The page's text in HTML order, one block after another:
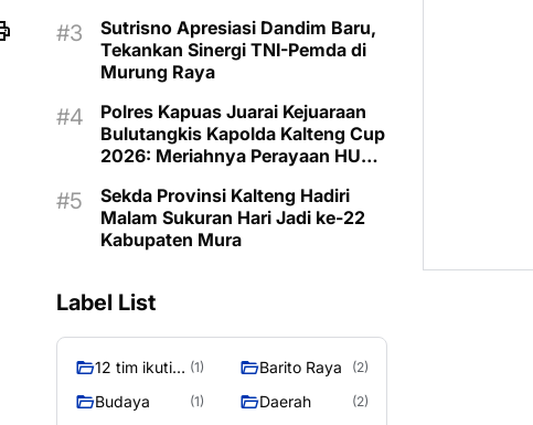
Berkelanjutan
Sutrisno Apresiasi Dandim Baru,
Tekankan Sinergi TNI-Pemda di
Murung Raya
Polres Kapuas Juarai Kejuaraan
Bulutangkis Kapolda Kalteng Cup
2026: Meriahnya Perayaan HUT
Raya
Sekda Provinsi Kalteng Hadiri
Malam Sukuran Hari Jadi ke-22
Kabupaten Mura
Label List
12 tim ikuti
liga pelajar
(1) Barito Raya (2)
Budaya (1) Daerah (2)